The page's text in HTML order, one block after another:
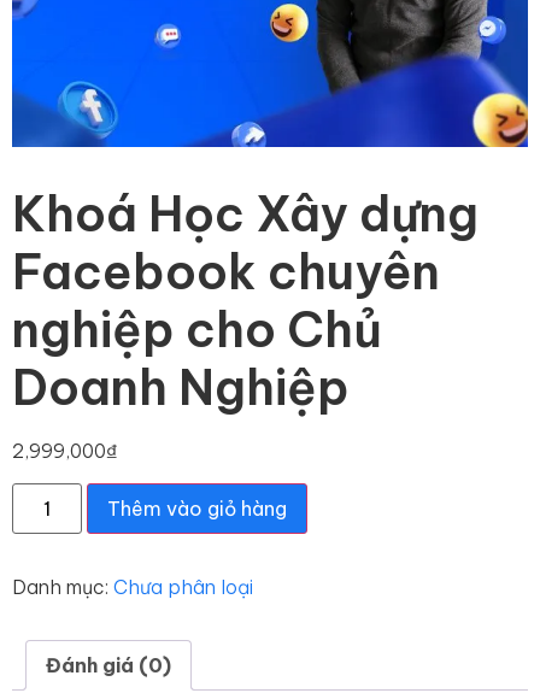
Khoá Học Xây dựng
Facebook chuyên
nghiệp cho Chủ
Doanh Nghiệp
2,999,000₫
Thêm vào giỏ hàng
Danh mục: Chưa phân loại
Đánh giá (0)